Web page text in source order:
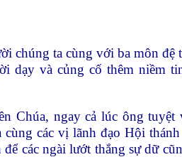
chúng ta cùng với ba môn đệ
dạy và củng cố thêm niềm
Chúa, ngay cả lúc ông tuyệt
các vị lãnh đạo Hội
để các ngài lướt thắng sự dữ